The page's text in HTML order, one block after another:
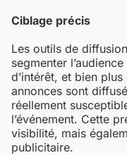
Ciblage précis
Les outils de
segmenter
d’intérêt, et bien
annonces sont
réellement
l’événement. Cette
visibilité, mais
publicitaire.